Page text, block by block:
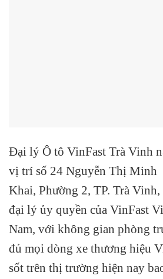
Đại lý Ô tô VinFast Trà Vinh
vị trí số 24 Nguyễn Thị Minh
Khai, Phường 2, TP. Trà Vinh
đại lý ủy quyền của VinFast
Nam, với không gian phòng
đủ mọi dòng xe thương hiệu
sốt trên thị trường hiện nay